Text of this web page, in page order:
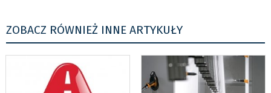
ZOBACZ RÓWNIEŻ INNE ARTYKUŁY